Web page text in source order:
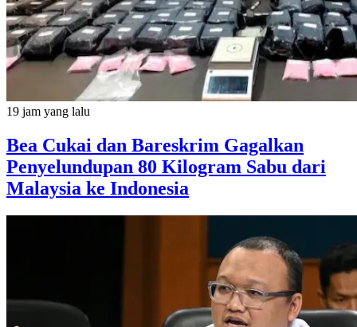
19 jam yang lalu
Bea Cukai dan Bareskrim Gagalkan
Penyelundupan 80 Kilogram Sabu dari
Malaysia ke Indonesia